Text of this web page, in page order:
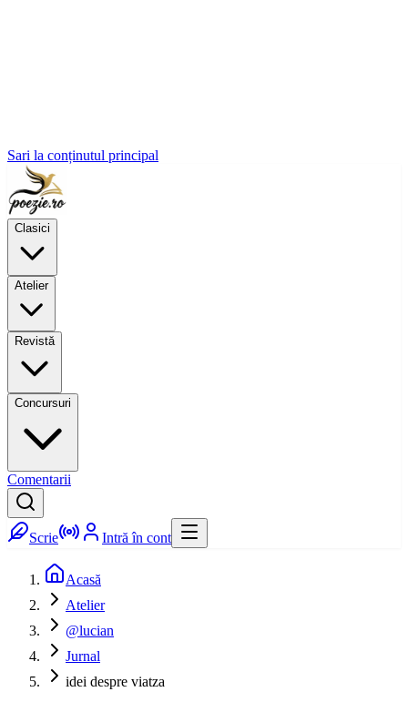
Sari la conținutul principal
Clasici
Atelier
Revistă
Concursuri
Comentarii
Scrie Intră în cont
Acasă
Atelier
@lucian
Jurnal
idei despre viatza